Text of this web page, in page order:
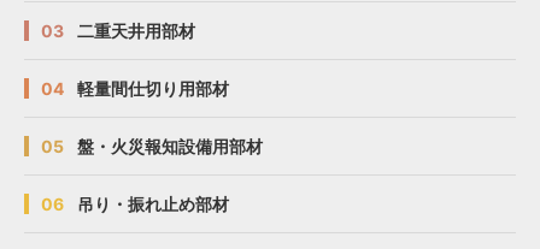
03 二重天井用部材
04 軽量間仕切り用部材
05 盤・火災報知設備用部材
06 吊り・振れ止め部材